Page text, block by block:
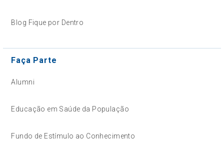
Blog Fique por Dentro
Faça Parte
Alumni
Educação em Saúde da População
Fundo de Estímulo ao Conhecimento